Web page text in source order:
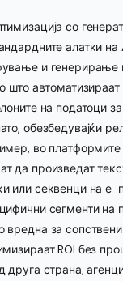
со
алатки на
и генерирање
што
на податоци
обезбедувајќи
во платформите
да произведат
или секвенци на е-
сегменти на
за
ROI без
друга страна,